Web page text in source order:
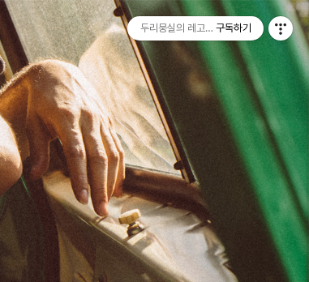
Tistory
Next
티스토리툴바 두리뭉실의 레고, PBL 그리고 취미 개발
구독하기